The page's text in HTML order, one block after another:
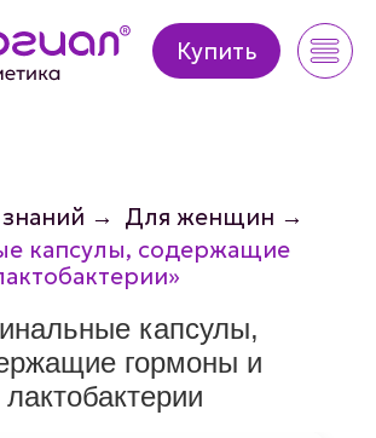
Купить
Купить
→ Для женщин →
капсулы, содержащие
капсулы,
гормоны и
лактобактерии